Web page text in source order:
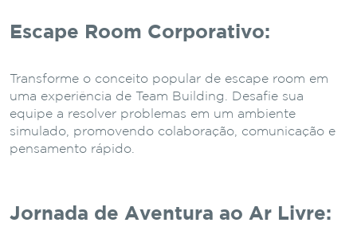
Escape Room Corporativo:
Transforme o conceito popular de escape room em
uma experiência de Team Building. Desafie sua
equipe a resolver problemas em um ambiente
simulado, promovendo colaboração, comunicação e
pensamento rápido.
Jornada de Aventura ao Ar Livre: